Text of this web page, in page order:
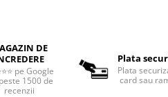
DE
pe Google
1500 de
recenzii
Plata
Plata
card sau